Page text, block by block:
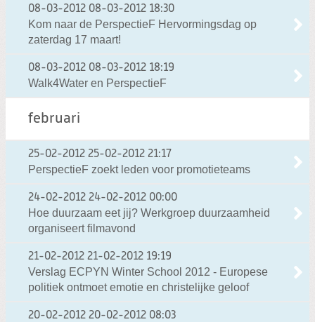
08-03-2012 08-03-2012 18:30
Kom naar de PerspectieF Hervormingsdag op
zaterdag 17 maart!
08-03-2012 08-03-2012 18:19
Walk4Water en PerspectieF
februari
25-02-2012 25-02-2012 21:17
PerspectieF zoekt leden voor promotieteams
24-02-2012 24-02-2012 00:00
Hoe duurzaam eet jij? Werkgroep duurzaamheid
organiseert filmavond
21-02-2012 21-02-2012 19:19
Verslag ECPYN Winter School 2012 - Europese
politiek ontmoet emotie en christelijke geloof
20-02-2012 20-02-2012 08:03